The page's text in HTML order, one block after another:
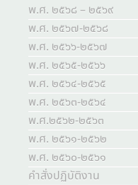
พ.ศ. ๒๕๖๘ – ๒๕๖๙
พ.ศ. ๒๕๖๗-๒๕๖๘
พ.ศ. ๒๕๖๖-๒๕๖๗
พ.ศ. ๒๕๖๕-๒๕๖๖
พ.ศ. ๒๕๖๔-๒๕๖๕
พ.ศ. ๒๕๖๓-๒๕๖๔
พ.ศ.๒๕๖๒-๒๕๖๓
พ.ศ. ๒๕๖๑-๒๕๖๒
พ.ศ. ๒๕๖๐-๒๕๖๑
คำสั่งปฏิบัติงาน